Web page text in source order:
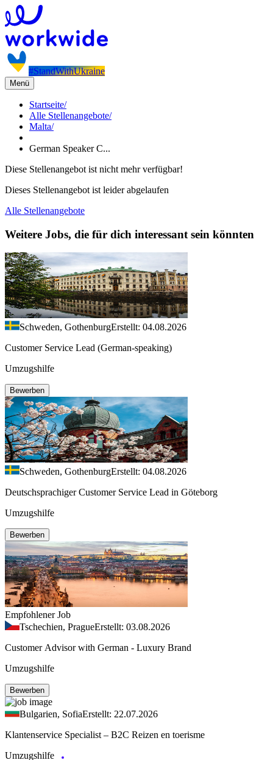
#StandWithUkraine
Menü
Startseite/
Alle Stellenangebote/
Malta/
German Speaker C...
Diese Stellenangebot ist nicht mehr verfügbar!
Dieses Stellenangebot ist leider abgelaufen
Alle Stellenangebote
Weitere Jobs, die für dich interessant sein könnten
Schweden, GothenburgErstellt: 04.08.2026
Customer Service Lead (German-speaking)
Umzugshilfe
Bewerben
Schweden, GothenburgErstellt: 04.08.2026
Deutschsprachiger Customer Service Lead in Göteborg
Umzugshilfe
Bewerben
Empfohlener Job
Tschechien, PragueErstellt: 03.08.2026
Customer Advisor with German - Luxury Brand
Umzugshilfe
Bewerben
Bulgarien, SofiaErstellt: 22.07.2026
Klantenservice Specialist – B2C Reizen en toerisme
Umzugshilfe